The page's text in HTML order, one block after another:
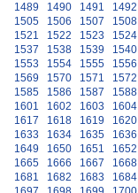
1489
1490 1491 1492
1505
1506 1507 1508
1521
1522 1523 1524
1537
1538 1539 1540
1553
1554 1555 1556
1569
1570 1571 1572
1585
1586 1587 1588
1601
1602 1603 1604
1617
1618 1619 1620
1633
1634 1635 1636
1649
1650 1651 1652
1665
1666 1667 1668
1681
1682 1683 1684